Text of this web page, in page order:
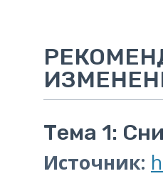
Тема 1:
Источник: